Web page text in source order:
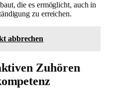
die es ermöglicht, auch in
zu erreichen.
abbrechen
Zuhören